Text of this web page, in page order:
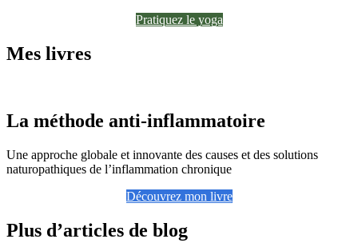
Pratiquez le yoga
Mes livres
La méthode anti-inflammatoire
Une approche globale et innovante des causes et des solutions
naturopathiques de l’inflammation chronique
Découvrez mon livre
Plus d’articles de blog